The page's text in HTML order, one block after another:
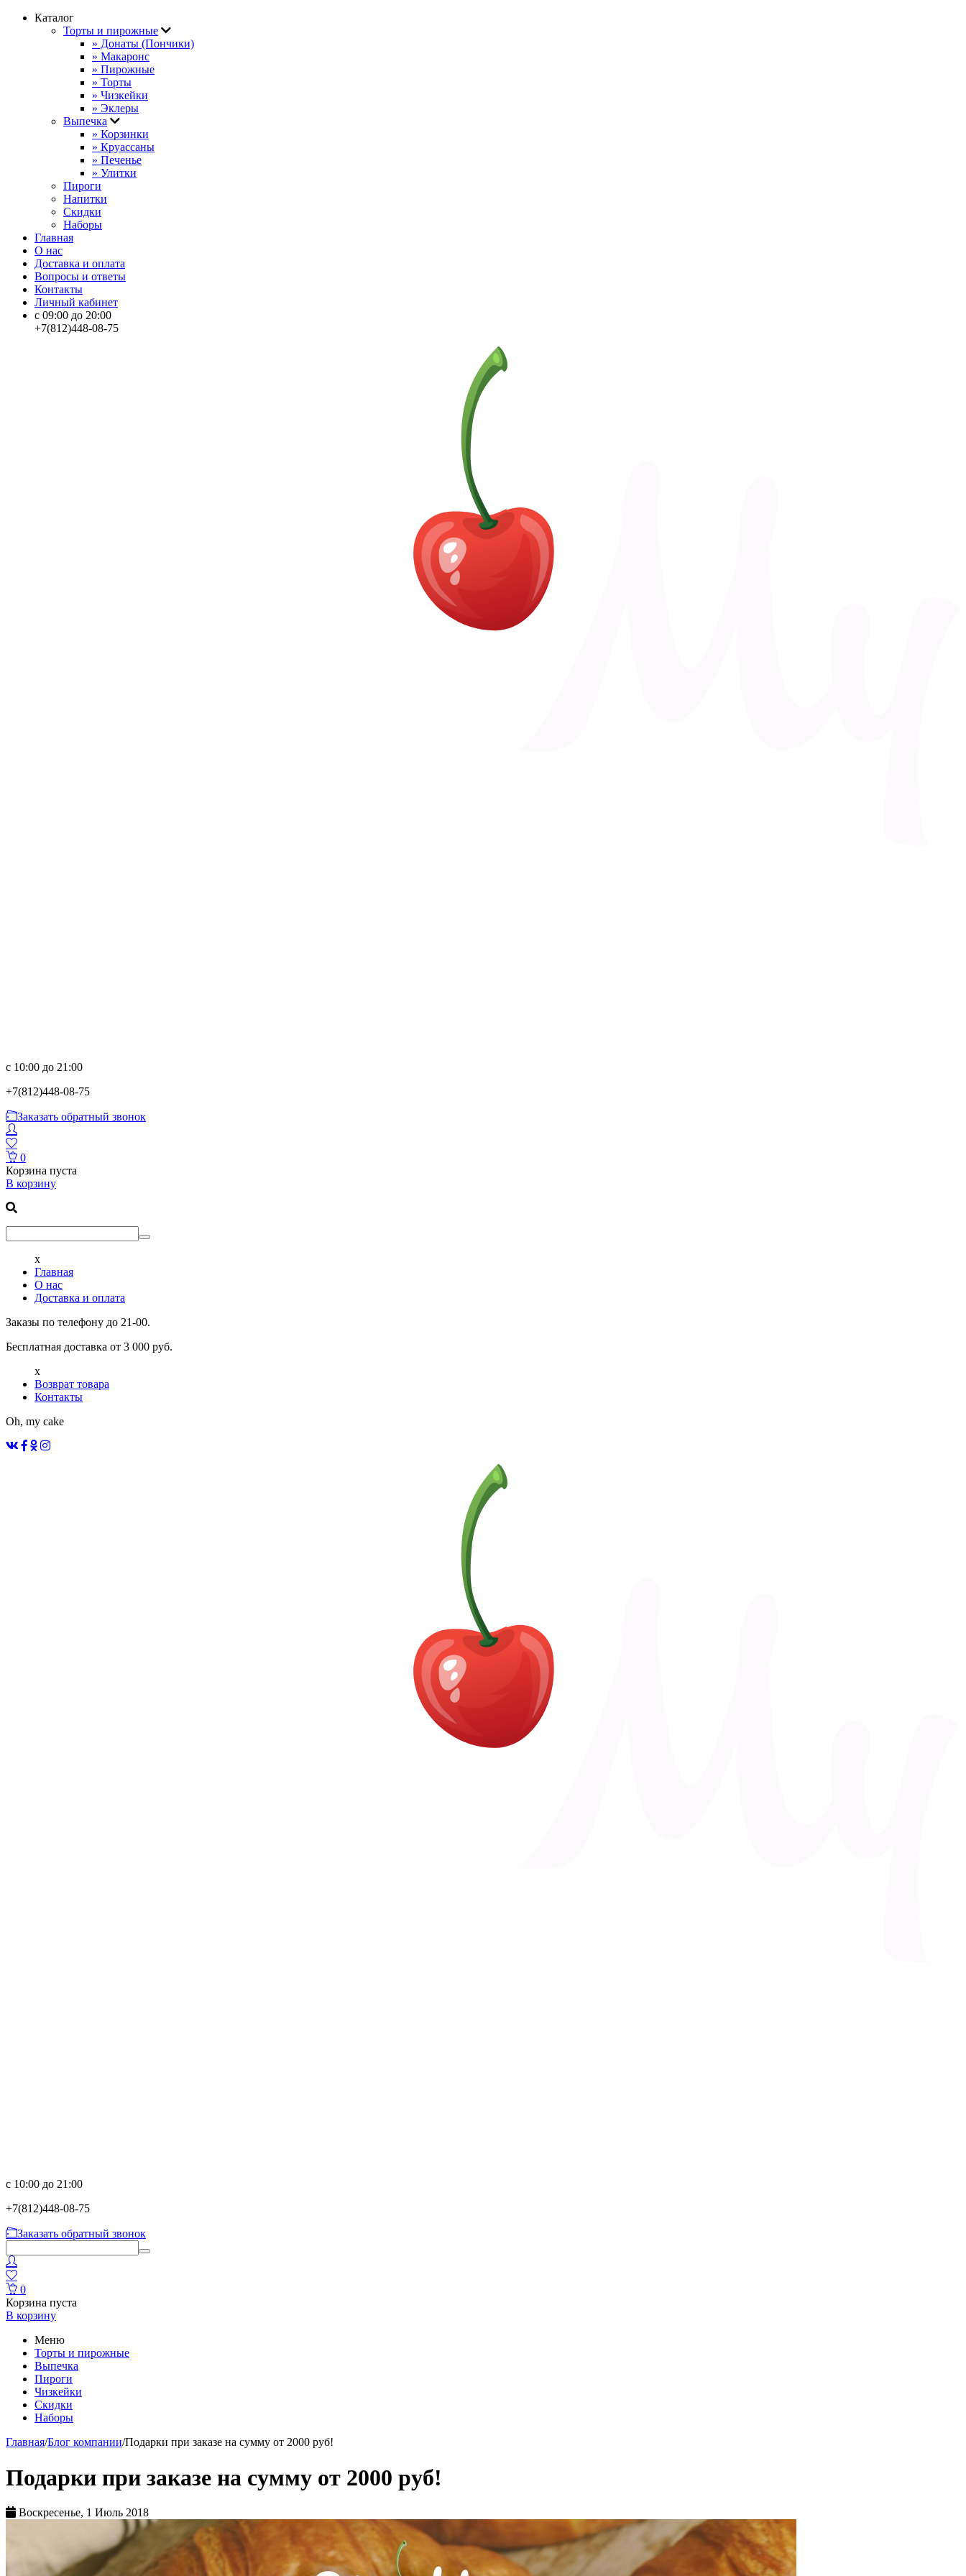
Каталог
Торты и пирожные
» Донаты (Пончики)
» Макаронс
» Пирожные
» Торты
» Чизкейки
» Эклеры
Выпечка
» Корзинки
» Круассаны
» Печенье
» Улитки
Пироги
Напитки
Скидки
Наборы
Главная
О нас
Доставка и оплата
Вопросы и ответы
Контакты
Личный кабинет
с 09:00 до 20:00
+7(812)448-08-75
с 10:00 до 21:00
+7(812)448-08-75
Заказать обратный звонок
0
Корзина пуста
В корзину
x
Главная
О нас
Доставка и оплата
Заказы по телефону до 21-00.
Бесплатная доставка от 3 000 руб.
x
Возврат товара
Контакты
Oh, my cake
с 10:00 до 21:00
+7(812)448-08-75
Заказать обратный звонок
0
Корзина пуста
В корзину
Меню
Торты и пирожные
Выпечка
Пироги
Чизкейки
Скидки
Наборы
Главная/Блог компании/Подарки при заказе на сумму от 2000 руб!
Подарки при заказе на сумму от 2000 руб!
Воскресенье, 1 Июль 2018